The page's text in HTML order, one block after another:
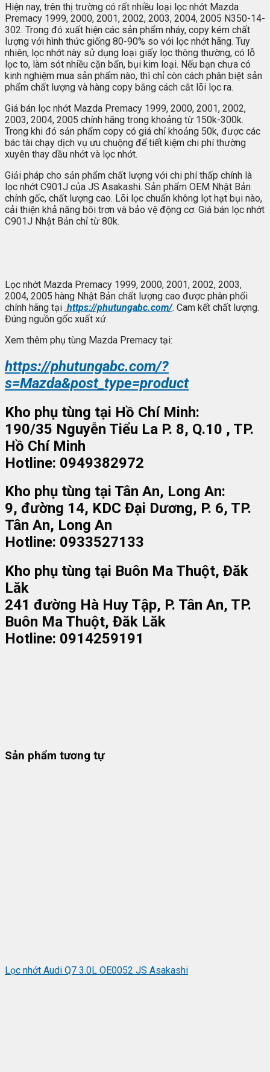
Hiện nay, trên thị trường có rất nhiều loại lọc nhớt Mazda
Premacy 1999, 2000, 2001, 2002, 2003, 2004, 2005 N350-14-
302. Trong đó xuất hiện các sản phẩm nháy, copy kém chất
lượng với hình thức giống 80-90% so với lọc nhớt hãng. Tuy
nhiên, lọc nhớt này sử dụng loại giấy lọc thông thường, có lỗ
lọc to, làm sót nhiều cặn bẩn, bụi kim loại. Nếu bạn chưa có
kinh nghiệm mua sản phẩm nào, thì chỉ còn cách phân biệt sản
phẩm chất lượng và hàng copy bằng cách cắt lõi lọc ra.
Giá bán lọc nhớt Mazda Premacy 1999, 2000, 2001, 2002,
2003, 2004, 2005 chính hãng trong khoảng từ 150k-300k.
Trong khi đó sản phẩm copy có giá chỉ khoảng 50k, được các
bác tài chạy dịch vụ ưu chuộng để tiết kiệm chi phí thường
xuyên thay dầu nhớt và lọc nhớt.
Giải pháp cho sản phẩm chất lượng với chi phí thấp chính là
lọc nhớt C901J của JS Asakashi. Sản phẩm OEM Nhật Bản
chính gốc, chất lượng cao. Lõi lọc chuẩn không lọt hạt bụi nào,
cải thiện khả năng bôi trơn và bảo vệ động cơ. Giá bán lọc nhớt
C901J Nhật Bản chỉ từ 80k.
Lọc nhớt Mazda Premacy 1999, 2000, 2001, 2002, 2003,
2004, 2005 hàng Nhật Bản chất lượng cao được phân phối
chính hãng tại https://phutungabc.com/. Cam kết chất lượng.
Đúng nguồn gốc xuất xứ.
Xem thêm phụ tùng Mazda Premacy tại:
https://phutungabc.com/?
s=Mazda&post_type=product
Kho phụ tùng tại Hồ Chí Minh:
190/35 Nguyễn Tiểu La P. 8, Q.10 , TP.
Hồ Chí Minh
Hotline: 0949382972
Kho phụ tùng tại Tân An, Long An:
9, đường 14, KDC Đại Dương, P. 6, TP.
Tân An, Long An
Hotline: 0933527133
Kho phụ tùng tại Buôn Ma Thuột, Đăk
Lăk
241 đường Hà Huy Tập, P. Tân An, TP.
Buôn Ma Thuột, Đăk Lăk
Hotline: 0914259191
Sản phẩm tương tự
Lọc nhớt Audi Q7 3.0L OE0052 JS Asakashi